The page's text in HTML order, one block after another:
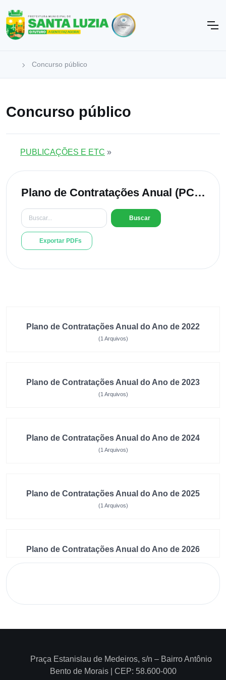
Concurso público
Concurso público
PUBLICAÇÕES E ETC »
Plano de Contratações Anual (PCA)
Buscar
Exportar PDFs
Plano de Contratações Anual do Ano de 2022
(1 Arquivos)
Plano de Contratações Anual do Ano de 2023
(1 Arquivos)
Plano de Contratações Anual do Ano de 2024
(1 Arquivos)
Plano de Contratações Anual do Ano de 2025
(1 Arquivos)
Plano de Contratações Anual do Ano de 2026
Praça Estanislau de Medeiros, s/n – Bairro Antônio
Bento de Morais | CEP: 58.600-000